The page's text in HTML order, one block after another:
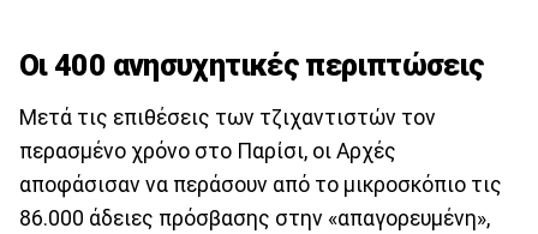
Οι 400 ανησυχητικές περιπτώσεις
Μετά τις επιθέσεις των τζιχαντιστών τον
περασμένο χρόνο στο Παρίσι, οι Αρχές
αποφάσισαν να περάσουν από το μικροσκόπιο τις
86.000 άδειες πρόσβασης στην «απαγορευμένη»,